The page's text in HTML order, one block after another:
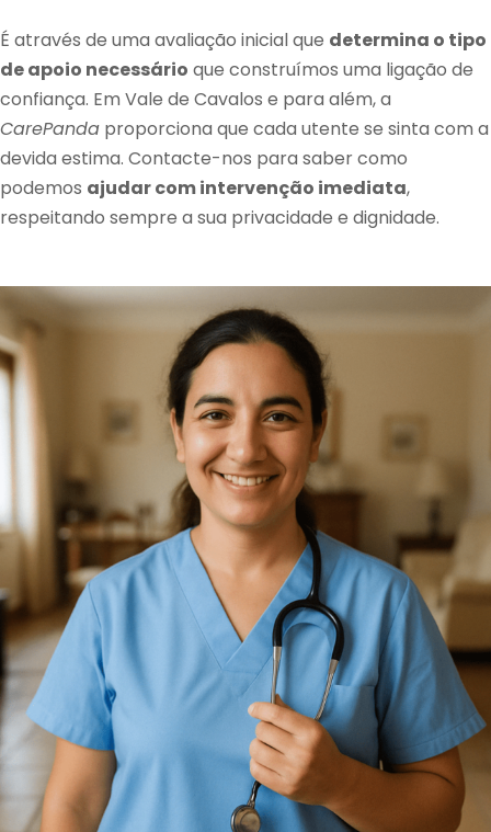
É através de uma avaliação inicial que determina o tipo
de apoio necessário que construímos uma ligação de
confiança. Em Vale de Cavalos e para além, a
CarePanda proporciona que cada utente se sinta com a
devida estima. Contacte-nos para saber como
podemos ajudar com intervenção imediata,
respeitando sempre a sua privacidade e dignidade.